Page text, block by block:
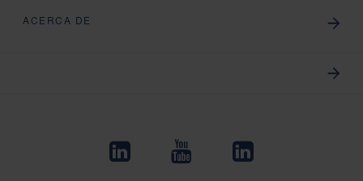
ACERCA DE